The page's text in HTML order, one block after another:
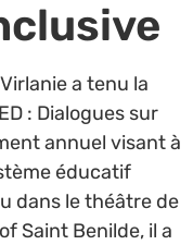
a tenu la
: Dialogues sur
annuel visant à
éducatif
dans le théâtre de
Saint Benilde, il a